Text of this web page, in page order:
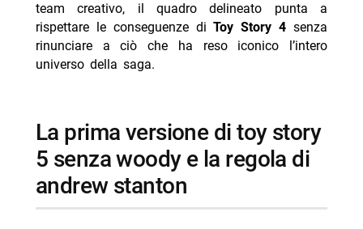
-- Scopri di più da Jump the shark
-- RispondiAnnulla risposta
- L’ultima missione stasera su Iris 9 agosto trama
cast
- Rovine stasera su Rai 4: trama e cast del film horror
team creativo, il quadro delineato punta a
rispettare le conseguenze diToy Story 4 senza
rinunciare a ciò che ha reso iconico l’intero
universo della saga.
la prima versione di toy story
5 senza woody e la regola di
andrew stanton